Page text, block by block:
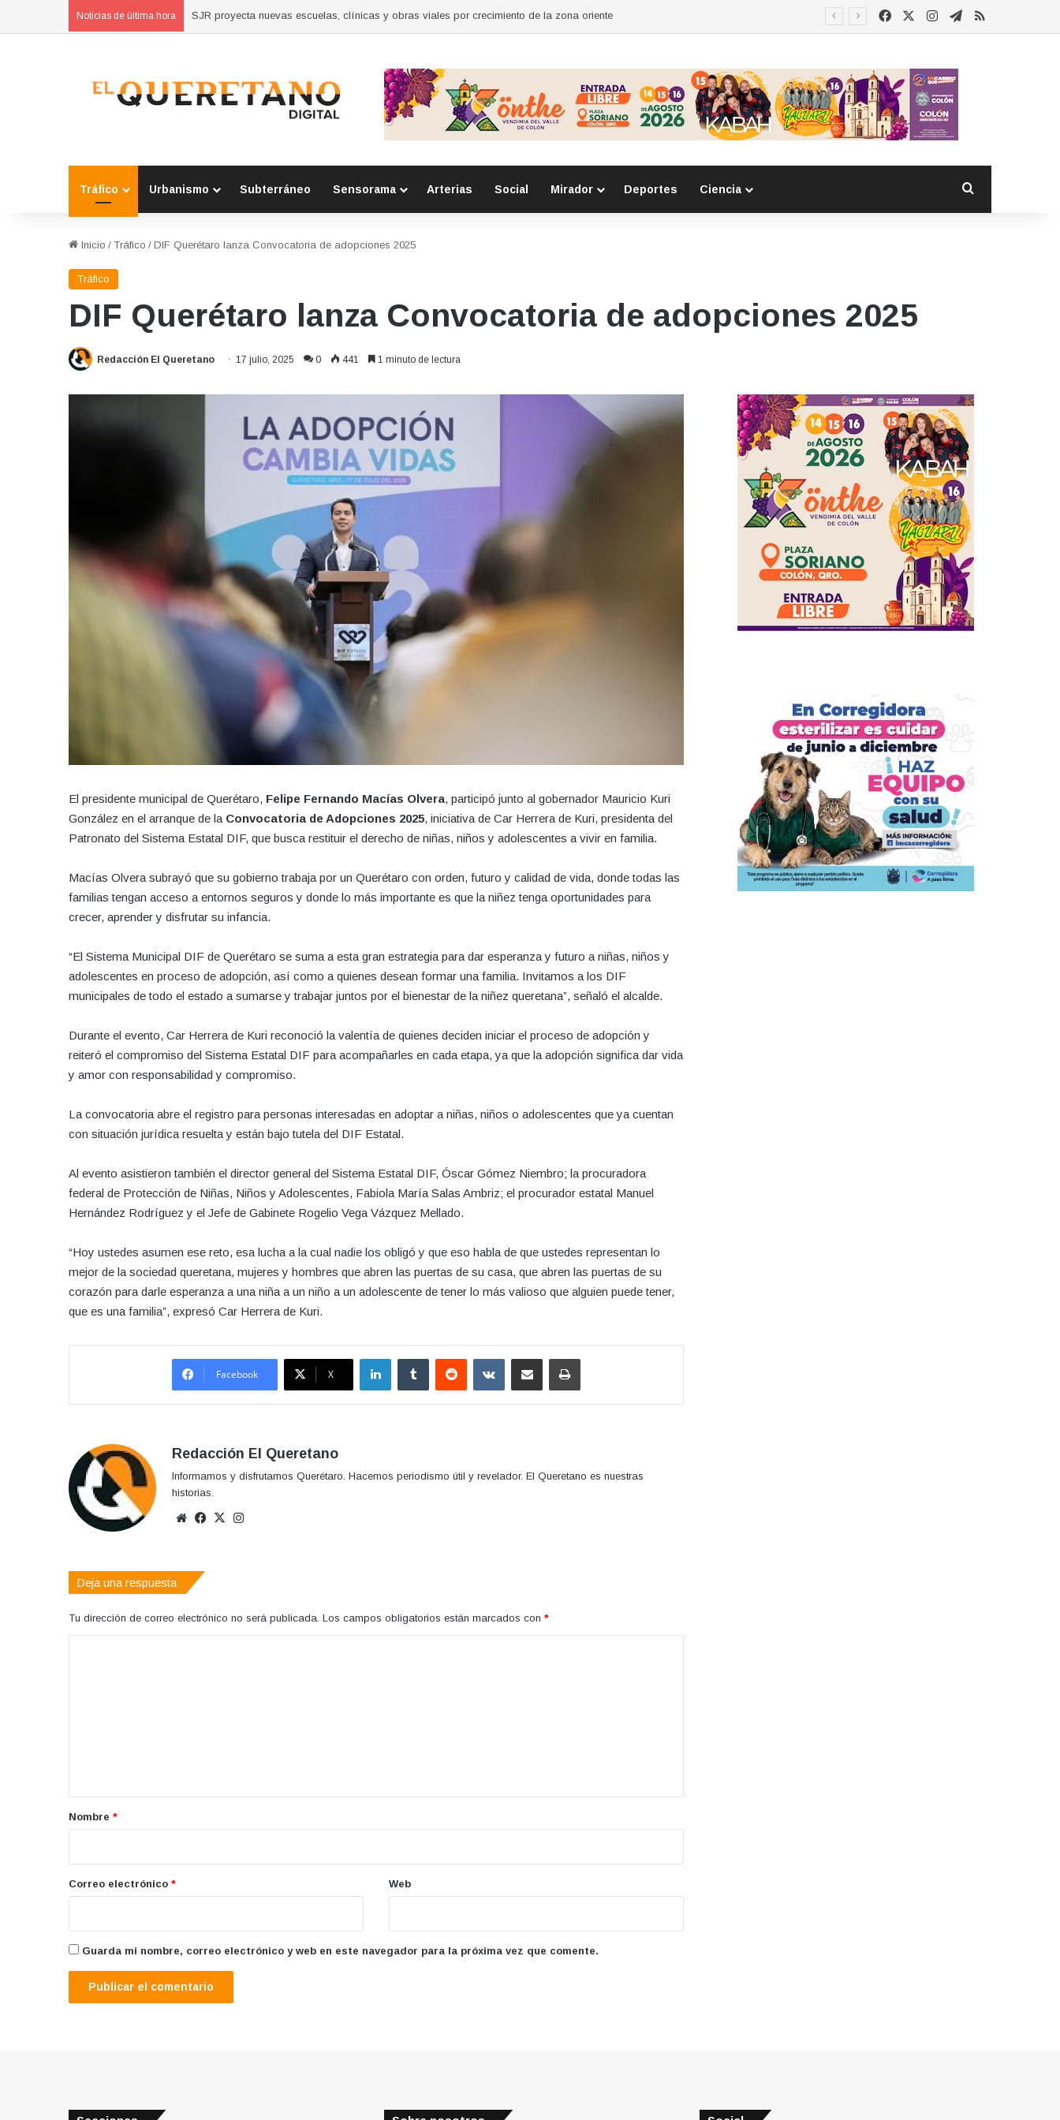
Noticias de última hora Concluyen cursos de autoempleo para mujeres en Huimilpan FacebookInstagram
Telegram
RSS
Tráfico Urbanismo Subterráneo Sensorama Arterias Social Mirador Deportes Ciencia
Inicio / Tráfico / DIF Querétaro lanza Convocatoria de adopciones 2025
Tráfico
DIF Querétaro lanza Convocatoria de adopciones 2025
Redacción El Queretano 17 julio, 2025 0 441 1 minuto de lectura
El presidente municipal de Querétaro, Felipe Fernando Macías Olvera, participó junto al gobernador Mauricio Kuri
González en el arranque de la Convocatoria de Adopciones 2025, iniciativa de Car Herrera de Kuri, presidenta del
Patronato del Sistema Estatal DIF, que busca restituir el derecho de niñas, niños y adolescentes a vivir en familia.
Macías Olvera subrayó que su gobierno trabaja por un Querétaro con orden, futuro y calidad de vida, donde todas las
familias tengan acceso a entornos seguros y donde lo más importante es que la niñez tenga oportunidades para
crecer, aprender y disfrutar su infancia.
“El Sistema Municipal DIF de Querétaro se suma a esta gran estrategia para dar esperanza y futuro a niñas, niños y
adolescentes en proceso de adopción, así como a quienes desean formar una familia. Invitamos a los DIF
municipales de todo el estado a sumarse y trabajar juntos por el bienestar de la niñez queretana”, señaló el alcalde.
Durante el evento, Car Herrera de Kuri reconoció la valentía de quienes deciden iniciar el proceso de adopción y
reiteró el compromiso del Sistema Estatal DIF para acompañarles en cada etapa, ya que la adopción significa dar vida
y amor con responsabilidad y compromiso.
La convocatoria abre el registro para personas interesadas en adoptar a niñas, niños o adolescentes que ya cuentan
con situación jurídica resuelta y están bajo tutela del DIF Estatal.
Al evento asistieron también el director general del Sistema Estatal DIF, Óscar Gómez Niembro; la procuradora
federal de Protección de Niñas, Niños y Adolescentes, Fabiola María Salas Ambriz; el procurador estatal Manuel
Hernández Rodríguez y el Jefe de Gabinete Rogelio Vega Vázquez Mellado.
“Hoy ustedes asumen ese reto, esa lucha a la cual nadie los obligó y que eso habla de que ustedes representan lo
mejor de la sociedad queretana, mujeres y hombres que abren las puertas de su casa, que abren las puertas de su
corazón para darle esperanza a una niña a un niño a un adolescente de tener lo más valioso que alguien puede tener,
que es una familia”, expresó Car Herrera de Kuri.
Facebook X
LinkedInTumblr Reddit VKontakteCompartir por correo electrónicoImprimir
Redacción El Queretano
Informamos y disfrutamos Querétaro. Hacemos periodismo útil y revelador. El Queretano es nuestras
historias.
Sitio
Facebook
X
Deja una respuesta
Tu dirección de correo electrónico no será publicada. Los campos obligatorios están marcados con *
r
*
Nombre *
Correo electrónico * Web
Guarda mi nombre, correo electrónico y web en este navegador para la próxima vez que comente.